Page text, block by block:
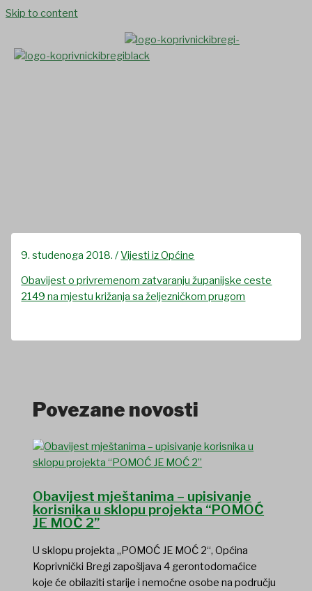
Skip to content
9. studenoga 2018./Vijesti iz Općine
Obavijest o privremenom zatvaranju županijske ceste
2149 na mjestu križanja sa željezničkom prugom
Povezane novosti
Obavijest mještanima – upisivanje
korisnika u sklopu projekta “POMOĆ
JE MOĆ 2”
U sklopu projekta „POMOĆ JE MOĆ 2“, Općina
Koprivnički Bregi zapošljava 4 gerontodomaćice
koje će obilaziti starije i nemoćne osobe na području